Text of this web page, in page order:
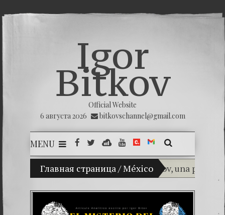
Igor
Bitkov
Official Website
6 августа 2026
bitkovschannel@gmail.com
MENU
Главная страница/México
(Español) Mi hijo Vladimir Bitkov, una promesa
(Español) THE
(Español) La